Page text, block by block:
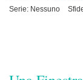
Serie: Nessuno